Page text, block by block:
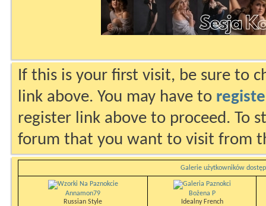
If this is your first visit, be sure to
link above. You may have to
register link above to proceed. To
forum that you want to visit from
Galerie użytkowników
Annamon79
Russian Style
Bożena P
Idealny French